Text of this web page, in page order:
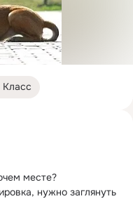
Класс
месте?
нужно заглянуть